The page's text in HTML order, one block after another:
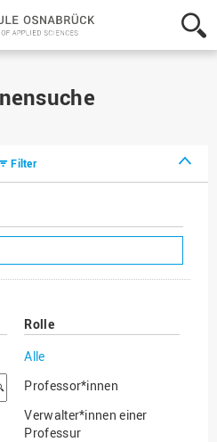
Hochschule
Osnabrück
-
Filter
Rolle
Alle
Professor*innen
Verwalter*innen einer
Professur